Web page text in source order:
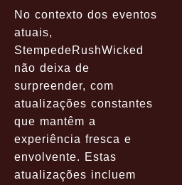
No contexto dos eventos
atuais,
StempedeRushWicked
não deixa de
surpreender, com
atualizações constantes
que mantêm a
experiência fresca e
envolvente. Estas
atualizações incluem